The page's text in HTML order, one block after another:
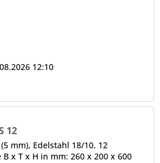
12:10
12
mm), Edelstahl 18/10, 12
x T x H in mm: 260 x 200 x 600